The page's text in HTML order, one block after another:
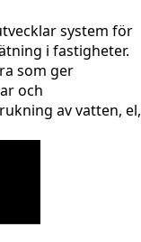
system för
i fastigheter.
som ger
och
av vatten, el,